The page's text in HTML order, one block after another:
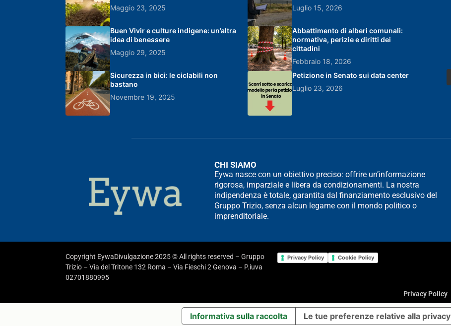
Maggio 23, 2025
Buen Vivir e culture indigene: un’altra
idea di benessere
Maggio 29, 2025
Sicurezza in bici: le ciclabili non
bastano
Novembre 19, 2025
Luglio 15, 2026
Abbattimento di alberi comunali:
normativa, perizie e diritti dei
cittadini
Febbraio 18, 2026
Petizione in Senato sui data center
Luglio 23, 2026
CHI SIAMO
Eywa nasce con un obiettivo preciso: offrire un’informazione
rigorosa, imparziale e libera da condizionamenti. La nostra
indipendenza è totale, garantita dal finanziamento esclusivo del
Gruppo Trizio, senza alcun legame con il mondo politico o
imprenditoriale.
Copyright EywaDivulgazione 2025 © All rights reserved – Gruppo
Trizio – Via del Tritone 132 Roma – Via Fieschi 2 Genova – P.iuva
02701880995
Privacy Policy Cookie Policy
Privacy Policy
Informativa sulla raccolta Le tue preferenze relative alla privacy